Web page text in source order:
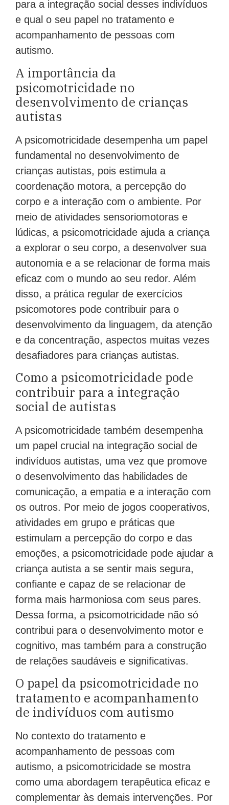
para a integração social desses indivíduos
e qual o seu papel no tratamento e
acompanhamento de pessoas com
autismo.
A importância da
psicomotricidade no
desenvolvimento de crianças
autistas
A psicomotricidade desempenha um papel
fundamental no desenvolvimento de
crianças autistas, pois estimula a
coordenação motora, a percepção do
corpo e a interação com o ambiente. Por
meio de atividades sensoriomotoras e
lúdicas, a psicomotricidade ajuda a criança
a explorar o seu corpo, a desenvolver sua
autonomia e a se relacionar de forma mais
eficaz com o mundo ao seu redor. Além
disso, a prática regular de exercícios
psicomotores pode contribuir para o
desenvolvimento da linguagem, da atenção
e da concentração, aspectos muitas vezes
desafiadores para crianças autistas.
Como a psicomotricidade pode
contribuir para a integração
social de autistas
A psicomotricidade também desempenha
um papel crucial na integração social de
indivíduos autistas, uma vez que promove
o desenvolvimento das habilidades de
comunicação, a empatia e a interação com
os outros. Por meio de jogos cooperativos,
atividades em grupo e práticas que
estimulam a percepção do corpo e das
emoções, a psicomotricidade pode ajudar a
criança autista a se sentir mais segura,
confiante e capaz de se relacionar de
forma mais harmoniosa com seus pares.
Dessa forma, a psicomotricidade não só
contribui para o desenvolvimento motor e
cognitivo, mas também para a construção
de relações saudáveis e significativas.
O papel da psicomotricidade no
tratamento e acompanhamento
de indivíduos com autismo
No contexto do tratamento e
acompanhamento de pessoas com
autismo, a psicomotricidade se mostra
como uma abordagem terapêutica eficaz e
complementar às demais intervenções. Por